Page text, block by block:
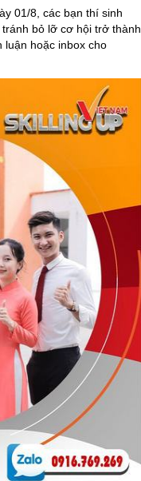
01/8, các bạn thí sinh
bỏ lỡ cơ hội trở thành
luận hoặc inbox cho